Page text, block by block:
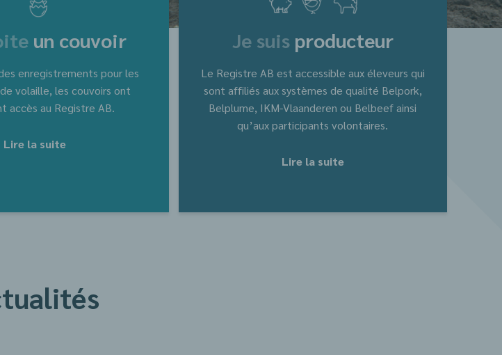
un couvoir
enregistrements pour les
volaille, les couvoirs ont
accès au Registre AB.
Lire la suite
Je suisproducteur
Le Registre AB est accessible aux éleveurs qui
sont affiliés aux systèmes de qualité Belpork,
Belplume, IKM-Vlaanderen ou Belbeef ainsi
qu’aux participants volontaires.
Lire la suite